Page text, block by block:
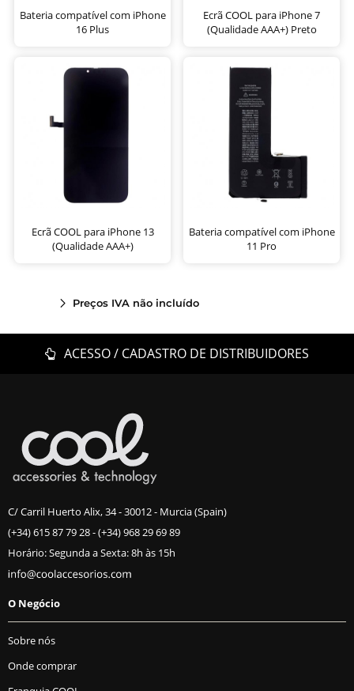
Bateria compatível com iPhone
16 Plus
Ecrã COOL para iPhone 7
(Qualidade AAA+) Preto
Ecrã COOL para iPhone 13
(Qualidade AAA+)
Bateria compatível com iPhone
11 Pro
Preços IVA não incluído
ACESSO / CADASTRO DE DISTRIBUIDORES
C/ Carril Huerto Alix, 34 - 30012 - Murcia (Spain)
(+34) 615 87 79 28-(+34) 968 29 69 89
Horário: Segunda a Sexta: 8h às 15h
O Negócio
Sobre nós
Onde comprar